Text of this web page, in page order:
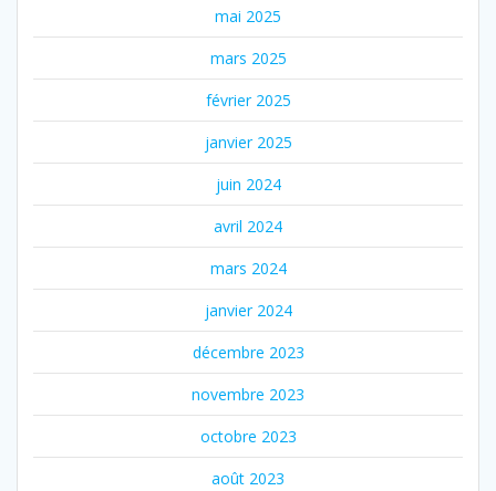
mai 2025
mars 2025
février 2025
janvier 2025
juin 2024
avril 2024
mars 2024
janvier 2024
décembre 2023
novembre 2023
octobre 2023
août 2023